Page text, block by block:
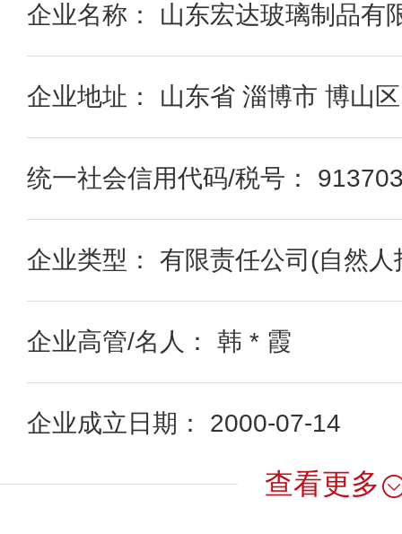
企业名称： 山东宏达玻璃制品有
企业地址： 山东省 淄博市 博山
统一社会信用代码/税号：
企业类型： 有限责任公司(自然人
企业高管/名人： 韩 * 霞
企业成立日期： 2000-07-14
查看更多